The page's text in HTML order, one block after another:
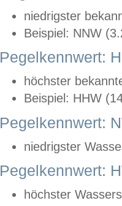
niedrigster
Beispiel: NNW
Pegelkennwert:
höchster
Beispiel: HHW
Pegelkennwert:
niedrigster
Pegelkennwert:
höchster